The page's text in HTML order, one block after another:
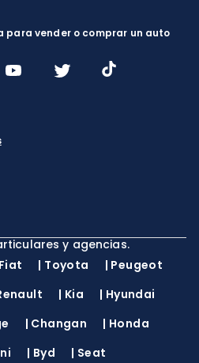
para vender o comprar un auto
y agencias.
Fiat | Toyota | Peugeot
| Kia | Hyundai
| Changan | Honda
| Byd | Seat